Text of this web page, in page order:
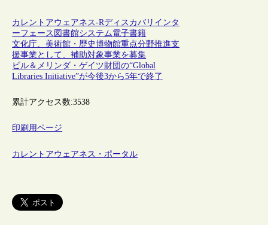
カレントアウェアネス-Rディスカバリインタ
ーフェース 図書館システム電子書籍
文化庁、美術館・歴史博物館重点分野推進支
援事業として、補助対象事業を募集
ビル＆メリンダ・ゲイツ財団の“Global
Libraries Initiative”が今後3から5年で終了
累計アクセス数:3538
印刷用ページ
カレントアウェアネス・ポータル